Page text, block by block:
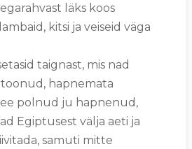
läks koos
kitsi ja veiseid väga
taignast, mis nad
hapnemata
polnud ju hapnenud,
Egiptusest välja aeti ja
samuti mitte